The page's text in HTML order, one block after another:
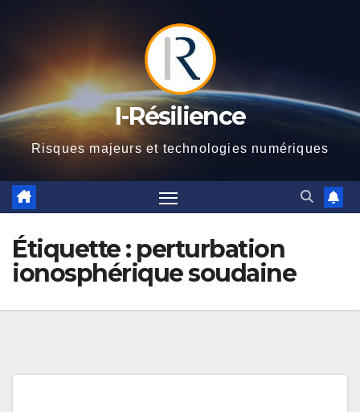
I-Résilience
Risques majeurs et technologies numériques
Étiquette : perturbation
ionosphérique soudaine